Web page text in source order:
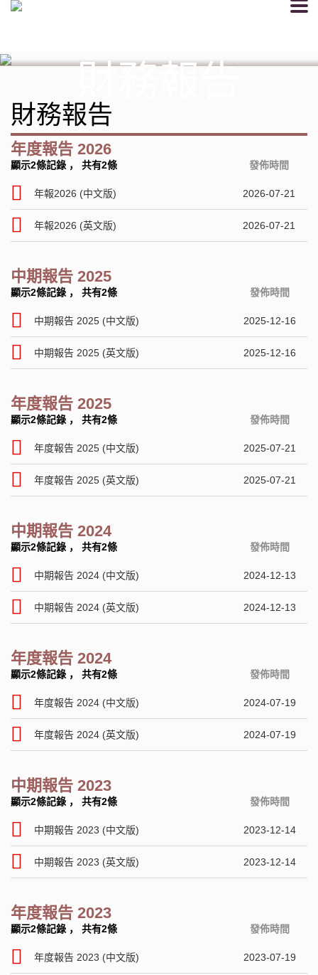
財務報告
財務報告
年度報告 2026
顯示2條記錄 ， 共有2條 發佈時間
年報2026 (中文版) 2026-07-21
年報2026 (英文版) 2026-07-21
中期報告 2025
顯示2條記錄 ， 共有2條 發佈時間
中期報告 2025 (中文版) 2025-12-16
中期報告 2025 (英文版) 2025-12-16
年度報告 2025
顯示2條記錄 ， 共有2條 發佈時間
年度報告 2025 (中文版) 2025-07-21
年度報告 2025 (英文版) 2025-07-21
中期報告 2024
顯示2條記錄 ， 共有2條 發佈時間
中期報告 2024 (中文版) 2024-12-13
中期報告 2024 (英文版) 2024-12-13
年度報告 2024
顯示2條記錄 ， 共有2條 發佈時間
年度報告 2024 (中文版) 2024-07-19
年度報告 2024 (英文版) 2024-07-19
中期報告 2023
顯示2條記錄 ， 共有2條 發佈時間
中期報告 2023 (中文版) 2023-12-14
中期報告 2023 (英文版) 2023-12-14
年度報告 2023
顯示2條記錄 ， 共有2條 發佈時間
年度報告 2023 (中文版) 2023-07-19